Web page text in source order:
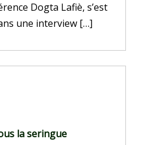
Dogta Lafiè, s’est
une interview […]
la seringue